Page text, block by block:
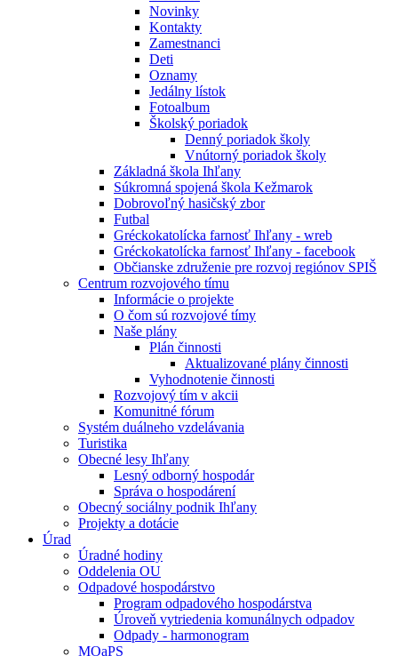
Novinky
Kontakty
Zamestnanci
Deti
Oznamy
Jedálny lístok
Fotoalbum
Školský poriadok
Denný poriadok školy
Vnútorný poriadok školy
Základná škola Ihľany
Súkromná spojená škola Kežmarok
Dobrovoľný hasičský zbor
Futbal
Gréckokatolícka farnosť Ihľany - wreb
Gréckokatolícka farnosť Ihľany - facebook
Občianske združenie pre rozvoj regiónov SPIŠ
Centrum rozvojového tímu
Informácie o projekte
O čom sú rozvojové tímy
Naše plány
Plán činnosti
Aktualizované plány činnosti
Vyhodnotenie činnosti
Rozvojový tím v akcii
Komunitné fórum
Systém duálneho vzdelávania
Turistika
Obecné lesy Ihľany
Lesný odborný hospodár
Správa o hospodárení
Obecný sociálny podnik Ihľany
Projekty a dotácie
Úrad
Úradné hodiny
Oddelenia OU
Odpadové hospodárstvo
Program odpadového hospodárstva
Úroveň vytriedenia komunálnych odpadov
Odpady - harmonogram
MOaPS